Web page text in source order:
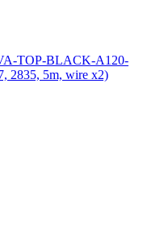
TOP-BLACK-A120-
2835, 5m, wire x2)